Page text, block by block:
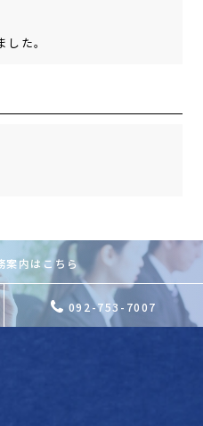
た。
案内はこちら
092-753-7007